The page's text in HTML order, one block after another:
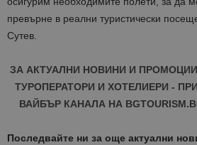
превърне в реални туристически
Сутев.
ЗА АКТУАЛНИ НОВИНИ И
ТУРОПЕРАТОРИ И ХОТЕЛИЕРИ -
ВАЙБЪР КАНАЛА НА
Последвайте ни за още актуални